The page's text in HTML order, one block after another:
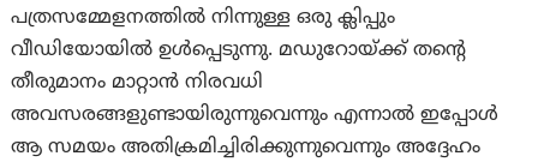
പത്രസമ്മേളനത്തിൽ നിന്നുള്ള ഒരു ക്ലിപ്പും
വീഡിയോയിൽ ഉൾപ്പെടുന്നു. മഡുറോയ്ക്ക് തന്റെ
തീരുമാനം മാറ്റാൻ നിരവധി
അവസരങ്ങളുണ്ടായിരുന്നുവെന്നും എന്നാൽ ഇപ്പോൾ
ആ സമയം അതിക്രമിച്ചിരിക്കുന്നുവെന്നും അദ്ദേഹം